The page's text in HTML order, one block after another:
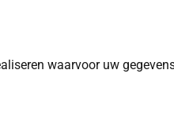
waarvoor uw